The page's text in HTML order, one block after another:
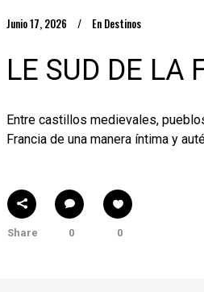
Junio 17, 2026 En Destinos
LE SUD DE LA
Entre castillos medievales,
Francia de una manera íntima y
Share 0 0